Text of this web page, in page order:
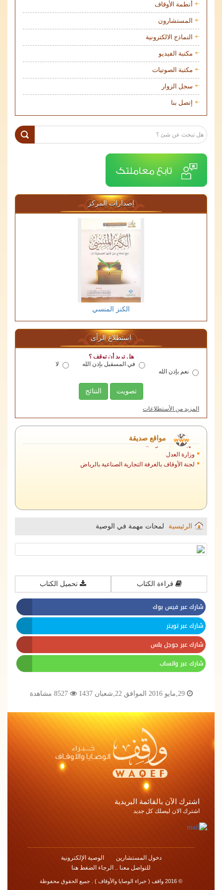
أنطمة الأوقاف
المستشارون
النماذج الالكترونية
مكتبة الفيديو
مكتبة الصوتيات
سجل الزوار
إتصل بنا
إصدارات المركز
الكنز المنسي
استطلاع الرأى
هل تريد أن توقف ؟
نعم بإذن الله
في المسقبل بإذن الله لا
تصويت النتائج
المزيد من الأستطلاعات
مواقع صديقة
الهيئة العامة للأوقاف
وزارة العدل
لجنة الأوقاف بالغرفة التجارية الصناعية بالرياض
الرئيسية لمحات مهمة في الوصية ‫‬
قراءة الكتاب تحميل الكتاب
شارك عبر فيس بوك
شارك عبر تويتر
شارك عبر جوجل بلس
شارك عبر واتساب
29,مايو 2016 الموافق 22,شعبان 1437 8527 مشاهدة
اشترك الآن بالقائمة البريدية
اشترك الان ليصلك كل جديد
دخول المستشارين
الوصية الإلكترونية
للتواصل معنا .. الرجاء الضغط هنا
© 2016 واقف ( خبراء الوصايا والأوقاف ) . جميع الحقوق محفوظة